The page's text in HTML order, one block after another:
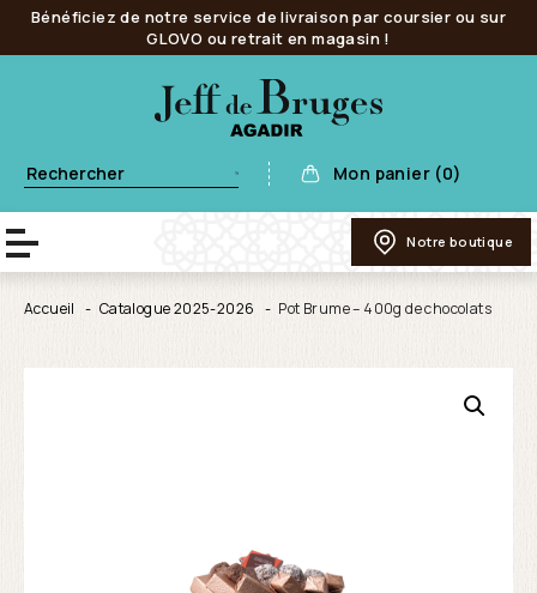
Bénéficiez de notre service de livraison par coursier ou sur
GLOVO ou retrait en magasin !
Mon panier (0)
Notre boutique
Accueil Catalogue 2025-2026 Pot Brume – 400g de chocolats